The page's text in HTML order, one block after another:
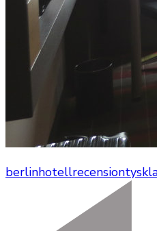
berlinhotellrecension